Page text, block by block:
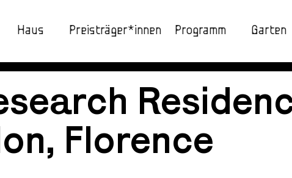
Haus Preisträger*innen Programm Garten
Florence